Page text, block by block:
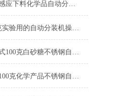
小型称重感应下料化学品自动分装机产品简介
小型100克实验用的自动分装机操作简单
小型移动式100克白砂糖不锈钢自动分装机厂家
小型台式100克化学产品不锈钢自动分装机厂家